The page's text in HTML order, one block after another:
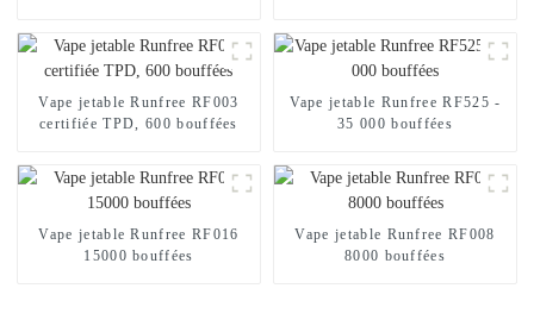
Vape jetable Runfree RF003
certifiée TPD, 600 bouffées
Vape jetable Runfree RF525 -
35 000 bouffées
Vape jetable Runfree RF016
15000 bouffées
Vape jetable Runfree RF008
8000 bouffées